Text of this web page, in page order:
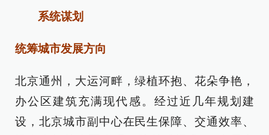
系统谋划
统筹城市发展方向
北京通州，大运河畔，绿植环抱、花朵争艳，
办公区建筑充满现代感。经过近几年规划建
设，北京城市副中心在民生保障、交通效率、